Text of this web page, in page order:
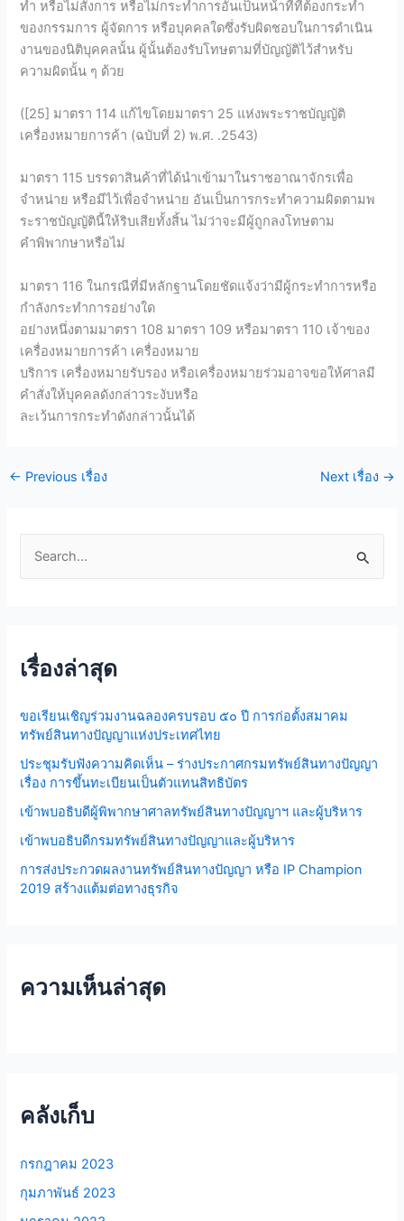
ทำ หรือไม่สั่งการ หรือไม่กระทำการอันเป็นหน้าที่ที่ต้องกระทำ
ของกรรมการ ผู้จัดการ หรือบุคคลใดซึ่งรับผิดชอบในการดำเนิน
งานของนิติบุคคลนั้น ผู้นั้นต้องรับโทษตามที่บัญญัติไว้สำหรับ
ความผิดนั้น ๆ ด้วย
([25] มาตรา 114 แก้ไขโดยมาตรา 25 แห่งพระราชบัญญัติ
เครื่องหมายการค้า (ฉบับที่ 2) พ.ศ. .2543)
มาตรา 115 บรรดาสินค้าที่ได้นำเข้ามาในราชอาณาจักรเพื่อ
จำหน่าย หรือมีไว้เพื่อจำหน่าย อันเป็นการกระทำความผิดตามพ
ระราชบัญญัตินี้ให้ริบเสียทั้งสิ้น ไม่ว่าจะมีผู้ถูกลงโทษตาม
คำพิพากษาหรือไม่
มาตรา 116 ในกรณีที่มีหลักฐานโดยชัดแจ้งว่ามีผู้กระทำการหรือ
กำลังกระทำการอย่างใด
อย่างหนึ่งตามมาตรา 108 มาตรา 109 หรือมาตรา 110 เจ้าของ
เครื่องหมายการค้า เครื่องหมาย
บริการ เครื่องหมายรับรอง หรือเครื่องหมายร่วมอาจขอให้ศาลมี
คำสั่งให้บุคคลดังกล่าวระงับหรือ
ละเว้นการกระทำดังกล่าวนั้นได้
← Previous เรื่อง Next เรื่อง →
c
f
o
r
เรื่องล่าสุด
ขอเรียนเชิญร่วมงานฉลองครบรอบ ๕๐ ปี การก่อตั้งสมาคม
ทรัพย์สินทางปัญญาแห่งประเทศไทย
ประชุมรับฟังความคิดเห็น – ร่างประกาศกรมทรัพย์สินทางปัญญา
เรื่อง การขึ้นทะเบียนเป็นตัวแทนสิทธิบัตร
เข้าพบอธิบดีผู้พิพากษาศาลทรัพย์สินทางปัญญาฯ และผู้บริหาร
เข้าพบอธิบดีกรมทรัพย์สินทางปัญญาและผู้บริหาร
การส่งประกวดผลงานทรัพย์สินทางปัญญา หรือ IP Champion
2019 สร้างแต้มต่อทางธุรกิจ
ความเห็นล่าสุด
คลังเก็บ
กรกฎาคม 2023
กุมภาพันธ์ 2023